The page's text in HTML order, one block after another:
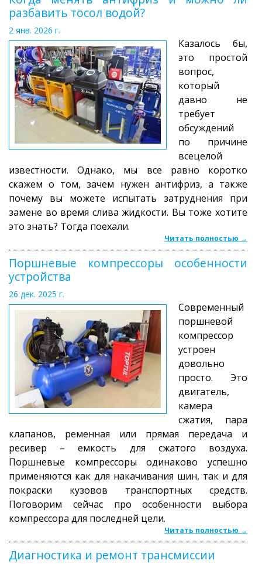
разбавить тосол водой?
2 янв. 2026 г.
Казалось бы,
это простой
вопрос,
который
давно не
требует
обсуждений
по причине
всецелой
известности. Однако, мы все равно коротко
скажем о том, зачем нужен антифриз, а также
почему вы можете испытать затруднения при
замене во время слива жидкости. Вы тоже хотите
это знать? Тогда поехали.
Читать полностью →
Поршневые компрессоры особенности
устройства
26 дек. 2025 г.
Современный
поршневой
компрессор
устроен
довольно
просто. Это
двигатель,
камера
сжатия, пара
клапанов, ременная или прямая передача и
ресивер – емкость для сжатого воздуха.
Поршневые компрессоры одинаково успешно
применяются как для накачивания шин, так и для
покраски кузовов транспортных средств.
Поговорим сейчас про особенности выбора
компрессора для последней цели.
Читать полностью →
Диагностика и ремонт трансмиссии